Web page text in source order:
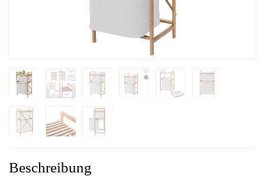
Beschreibung